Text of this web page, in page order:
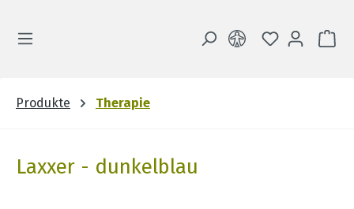
DU HAST 0
Produkte Therapie
Laxxer - dunkelblau